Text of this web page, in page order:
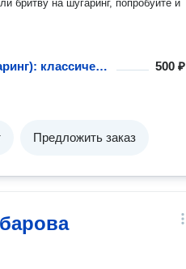
бритву на шугаринг, попробуйте и
Депиляция сахаром (шугаринг): классическое бикини 500 ₽
Предложить заказ